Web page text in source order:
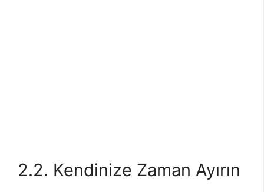
2.2. Kendinize Zaman Ayırın